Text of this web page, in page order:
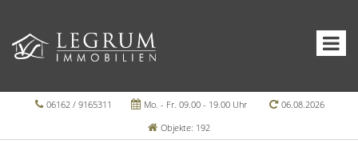
06162 / 9165311 Mo. - Fr. 09.00 - 19.00 Uhr
06.08.2026
Objekte: 192